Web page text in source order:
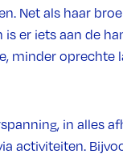
Net als haar
er iets aan de
minder oprechte
in alles
activiteiten.